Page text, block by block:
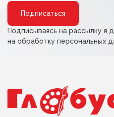
Подписываясь на рассылку я
на обработку персональных